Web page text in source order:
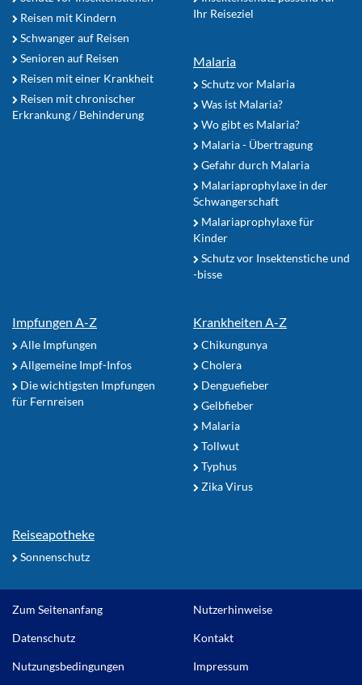
Reisen mit Kindern
Schwanger auf Reisen
Senioren auf Reisen
Reisen mit einer Krankheit
Reisen mit chronischer
Erkrankung / Behinderung
Ihr Reiseziel
Malaria
Schutz vor Malaria
Was ist Malaria?
Wo gibt es Malaria?
Malaria - Übertragung
Gefahr durch Malaria
Malariaprophylaxe in der
Schwangerschaft
Malariaprophylaxe für
Kinder
Schutz vor Insektenstiche und
-bisse
Impfungen A-Z
Alle Impfungen
Allgemeine Impf-Infos
Die wichtigsten Impfungen
für Fernreisen
Krankheiten A-Z
Chikungunya
Cholera
Denguefieber
Gelbfieber
Malaria
Tollwut
Typhus
Zika Virus
Reiseapotheke
Sonnenschutz
Zum Seitenanfang Nutzerhinweise
Datenschutz Kontakt
Nutzungsbedingungen Impressum